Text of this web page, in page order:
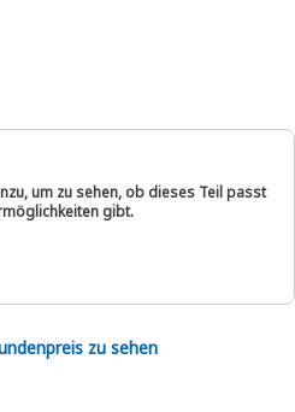
um zu sehen, ob dieses Teil passt
gibt.
zu sehen